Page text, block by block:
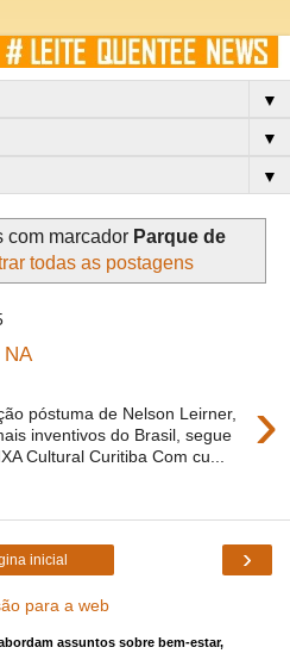
▼
▼
▼
com marcador Parque de
todas as postagens
›
póstuma de Nelson Leirner,
inventivos do Brasil, segue
Cultural Curitiba Com cu...
›
inicial
para a web
assuntos sobre bem-estar,